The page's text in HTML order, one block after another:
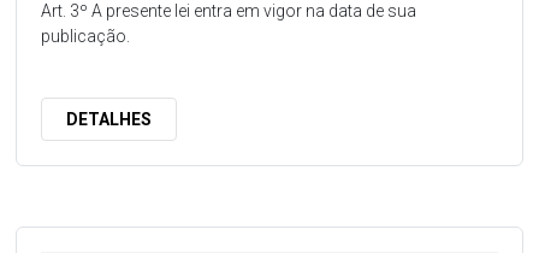
Art. 3º A presente lei entra em vigor na data de sua
publicação.
DETALHES